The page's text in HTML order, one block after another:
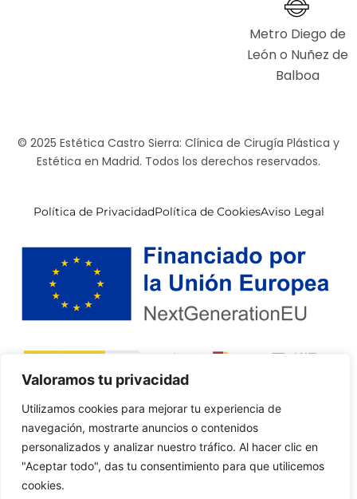
Valoramos tu privacidad
Utilizamos cookies para mejorar tu experiencia de
navegación, mostrarte anuncios o contenidos
personalizados y analizar nuestro tráfico. Al hacer clic en
"Aceptar todo", das tu consentimiento para que utilicemos
cookies.
Metro Diego de
León o Nuñez de
Balboa
© 2025 Estética Castro Sierra: Clínica de Cirugía Plástica y
Estética en Madrid. Todos los derechos reservados.
Política de PrivacidadPolítica de CookiesAviso Legal